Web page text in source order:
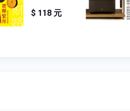
$ 118 元